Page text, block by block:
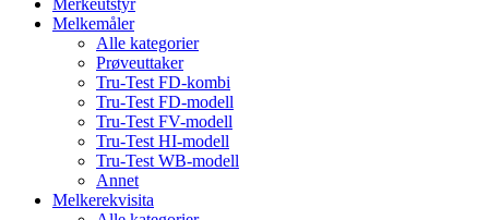
Merkeutstyr
Melkemåler
Alle kategorier
Prøveuttaker
Tru-Test FD-kombi
Tru-Test FD-modell
Tru-Test FV-modell
Tru-Test HI-modell
Tru-Test WB-modell
Annet
Melkerekvisita